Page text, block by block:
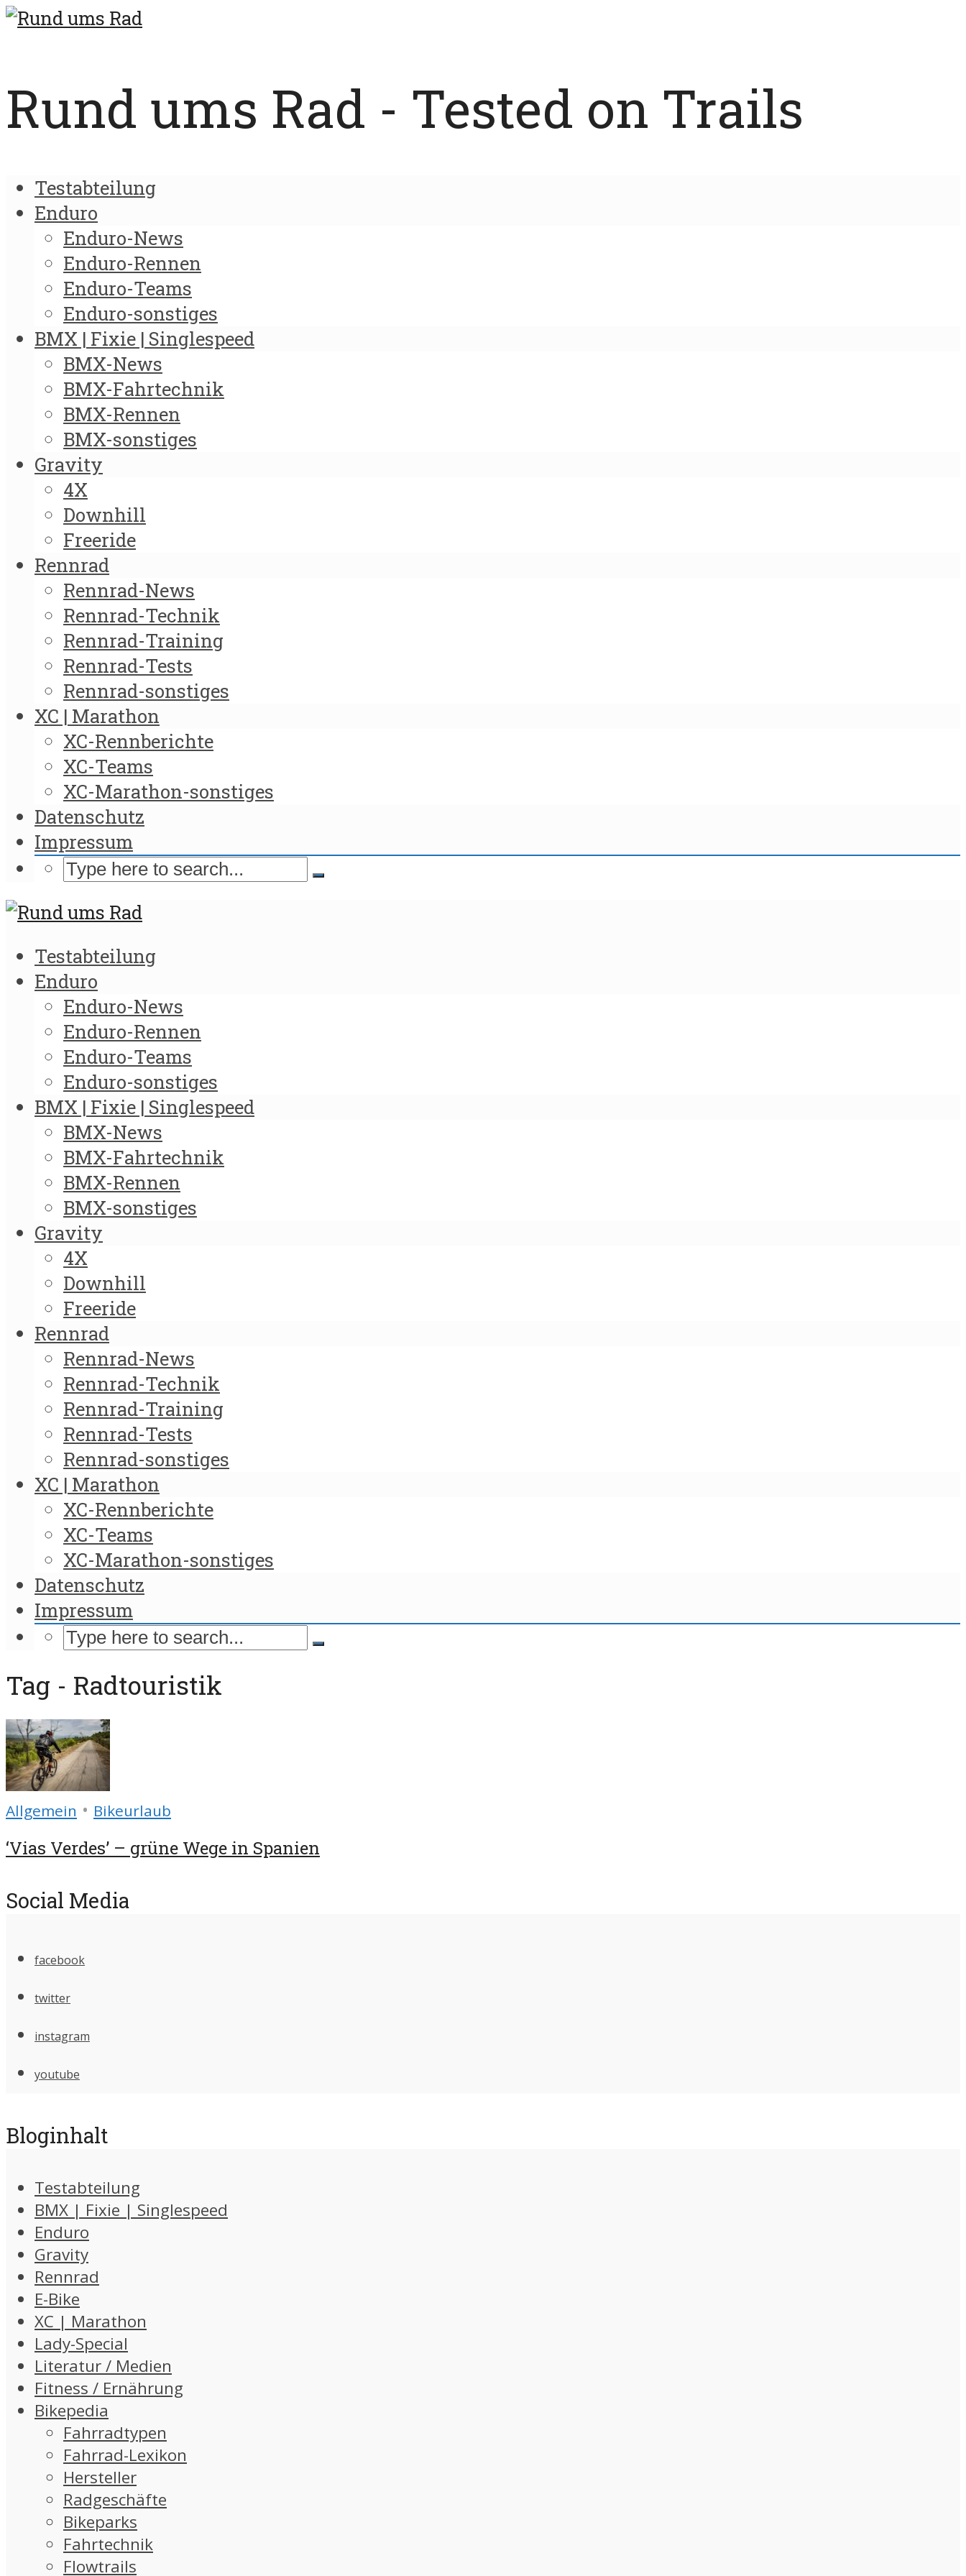
Rund ums Rad - Tested on Trails
Testabteilung
Enduro
Enduro-News
Enduro-Rennen
Enduro-Teams
Enduro-sonstiges
BMX | Fixie | Singlespeed
BMX-News
BMX-Fahrtechnik
BMX-Rennen
BMX-sonstiges
Gravity
4X
Downhill
Freeride
Rennrad
Rennrad-News
Rennrad-Technik
Rennrad-Training
Rennrad-Tests
Rennrad-sonstiges
XC | Marathon
XC-Rennberichte
XC-Teams
XC-Marathon-sonstiges
Datenschutz
Impressum
Testabteilung
Enduro
Enduro-News
Enduro-Rennen
Enduro-Teams
Enduro-sonstiges
BMX | Fixie | Singlespeed
BMX-News
BMX-Fahrtechnik
BMX-Rennen
BMX-sonstiges
Gravity
4X
Downhill
Freeride
Rennrad
Rennrad-News
Rennrad-Technik
Rennrad-Training
Rennrad-Tests
Rennrad-sonstiges
XC | Marathon
XC-Rennberichte
XC-Teams
XC-Marathon-sonstiges
Datenschutz
Impressum
Tag - Radtouristik
Allgemein • Bikeurlaub
‘Vias Verdes’ – grüne Wege in Spanien
Social Media
facebook
twitter
instagram
youtube
Bloginhalt
Testabteilung
BMX | Fixie | Singlespeed
Enduro
Gravity
Rennrad
E-Bike
XC | Marathon
Lady-Special
Literatur / Medien
Fitness / Ernährung
Bikepedia
Fahrradtypen
Fahrrad-Lexikon
Hersteller
Radgeschäfte
Bikeparks
Fahrtechnik
Flowtrails